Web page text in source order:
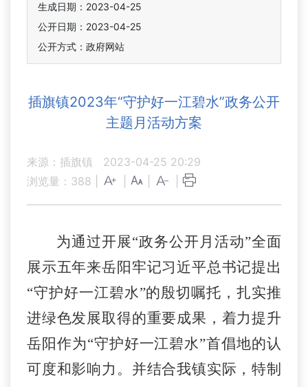
生成日期：2023-04-25
公开日期：2023-04-25
公开方式：政府网站
插旗镇2023年“守护好一江碧水”政务公开
主题月活动方案
来源：插旗镇
2023-04-25 20:29
浏览量： 388
为通过开展“政务公开月活动”全面
展示五年来岳阳牢记习近平总书记提出
“守护好一江碧水”的殷切嘱托 ，扎实推
进绿色发展取得的重要成果，着力提升
岳阳作为“守护好一江碧水”首倡地的认
可度和影响力。并结合我镇实际，特制